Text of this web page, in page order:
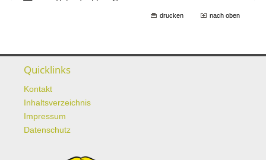
drucken nach oben
Quicklinks
Kontakt
Inhaltsverzeichnis
Impressum
Datenschutz